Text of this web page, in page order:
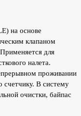
на основе
клапаном
для
налета.
проживании
счетчику. В систему
очистки, байпас